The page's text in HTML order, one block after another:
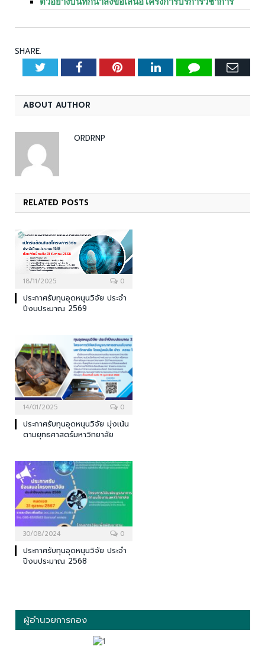
ตัวอย่างบันทึกนำส่งข้อเสนอโครงการบริการวิชาการ
SHARE.
TwitterFacebookPinterestLinkedInTumblr
ABOUT AUTHOR
ORDRNP
RELATED POSTS
18/11/2025 0
ประกาศรับทุนอุดหนุนวิจัย ประจำ
ปีงบประมาณ 2569
14/01/2025 0
ประกาศรับทุนอุดหนุนวิจัย มุ่งเน้น
ตามยุทธศาสตร์มหาวิทยาลัย
30/08/2024 0
ประกาศรับทุนอุดหนุนวิจัย ประจำ
ปีงบประมาณ 2568
ผู้อำนวยการกอง